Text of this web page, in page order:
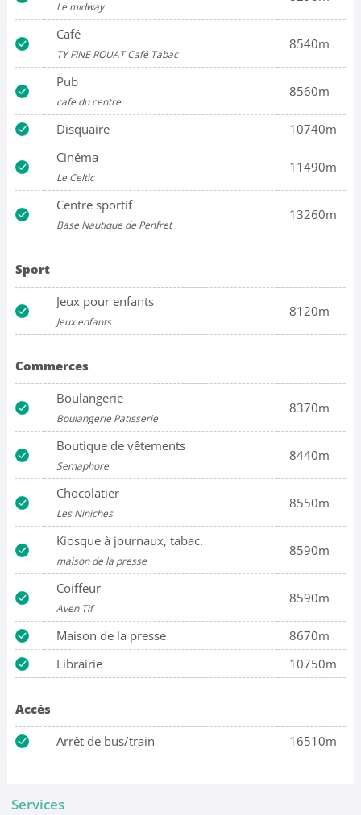
Le midway
Café
TY FINE ROUAT Café Tabac
8540m
Pub
cafe du centre
8560m
Disquaire
10740m
Cinéma
Le Celtic
11490m
Centre sportif
Base Nautique de Penfret
13260m
Sport
Jeux pour enfants
Jeux enfants
8120m
Commerces
Boulangerie
Boulangerie Patisserie
8370m
Boutique de vêtements
Semaphore
8440m
Chocolatier
Les Niniches
8550m
Kiosque à journaux, tabac.
maison de la presse
8590m
Coiffeur
Aven Tif
8590m
Maison de la presse
8670m
Librairie
10750m
Accès
Arrêt de bus/train
16510m
Services